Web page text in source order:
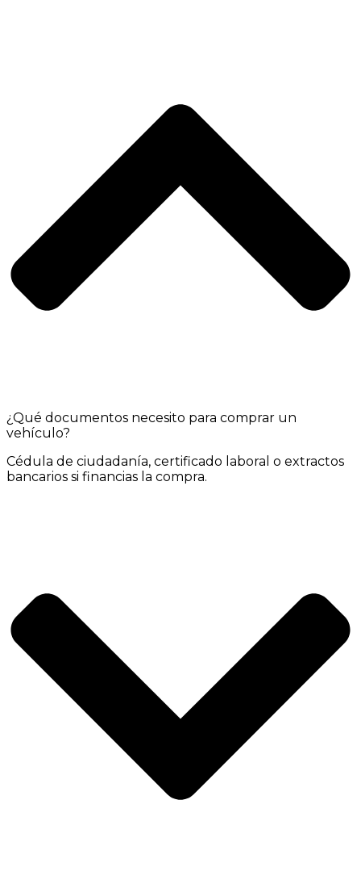
¿Qué documentos necesito para comprar un
vehículo?
Cédula de ciudadanía, certificado laboral o extractos
bancarios si financias la compra.